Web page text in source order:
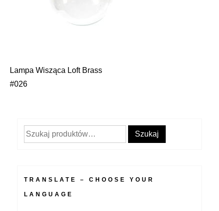
Nawigacja
Lampa Wisząca Loft Brass
#026
Szukaj: Szukaj
TRANSLATE – CHOOSE YOUR
LANGUAGE